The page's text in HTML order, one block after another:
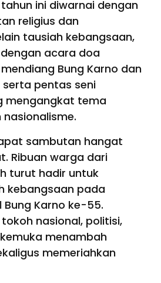
ini diwarnai dengan
religius dan
tausiah kebangsaan,
acara doa
Bung Karno dan
pentas seni
mengangkat tema
sambutan hangat
Ribuan warga dari
turut hadir untuk
kebangsaan pada
Karno ke-55.
nasional, politisi,
menambah
memeriahkan